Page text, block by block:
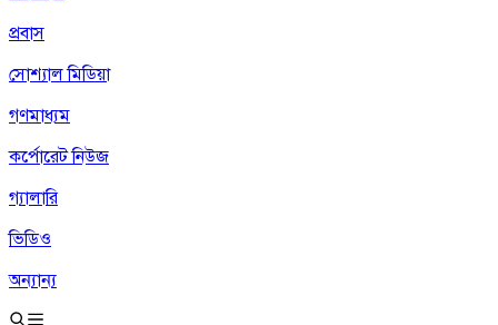
প্রবাস
সোশ্যাল মিডিয়া
গণমাধ্যম
কর্পোরেট নিউজ
গ্যালারি
ভিডিও
অন্যান্য